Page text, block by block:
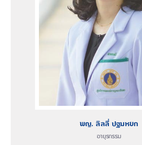
อายุรกรรม
พญ. ลิลลี่ ปฐมหยก